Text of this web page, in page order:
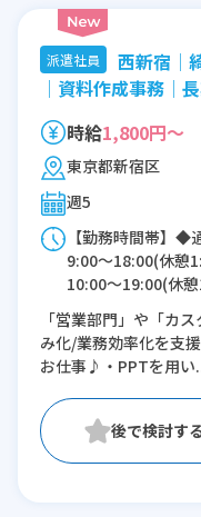
派遣社員
西新宿│
│資料作成事務│
時給1,800円～
東京都新宿区
週5
【勤務時間帯】◆
9:00〜18:00(休憩
10:00〜19:00(休
※残業：0〜20時
「営業部門」や「カ
み化/業務効率化を支
お仕事♪・PPTを用い